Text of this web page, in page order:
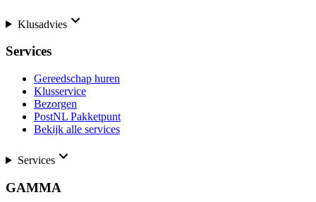
Klusadvies
Services
Gereedschap huren
Klusservice
Bezorgen
PostNL Pakketpunt
Bekijk alle services
Services
GAMMA